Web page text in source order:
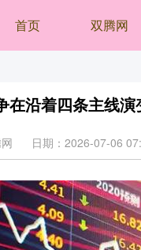
首页 双腾网
在沿着四条主线演
日期：2026-07-06